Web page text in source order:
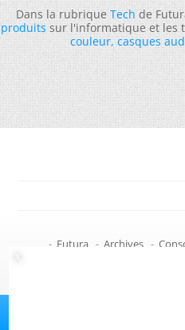
Dans la rubriqueTechde
produitssur l'informatique et les
couleur,casques
- Futura - Archives -